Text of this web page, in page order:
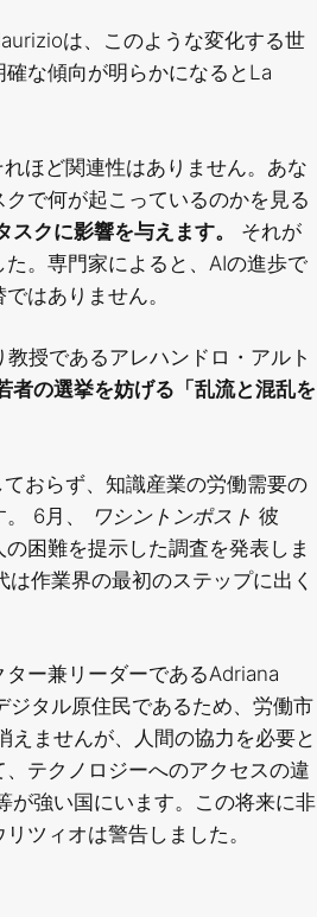
は、このような変化する世
な傾向が明らかになるとLa
ほど関連性はありません。あな
で何が起こっているのかを見る
クに影響を与えます。
それが
。専門家によると、AIの進歩で
はありません。
授であるアレハンドロ・アルト
者の選挙を妨げる「乱流と混乱を
おらず、知識産業の労働需要の
6月、
ワシントンポスト 彼
困難を提示した調査を発表しま
作業界の最初のステップに出く
ー兼リーダーであるAdriana
タル原住民であるため、労働市
ませんが、人間の協力を必要と
テクノロジーへのアクセスの違
が強い国にいます。この将来に非
ツィオは警告しました。